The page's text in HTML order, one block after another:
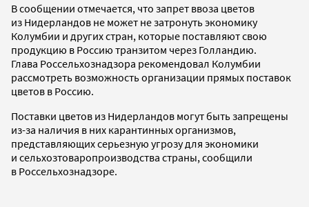
В сообщении отмечается, что запрет ввоза цветов
из Нидерландов не может не затронуть экономику
Колумбии и других стран, которые поставляют свою
продукцию в Россию транзитом через Голландию.
Глава Россельхознадзора рекомендовал Колумбии
рассмотреть возможность организации прямых поставок
цветов в Россию.
Поставки цветов из Нидерландов могут быть запрещены
из-за наличия в них карантинных организмов,
представляющих серьезную угрозу для экономики
и сельхозтоваропроизводства страны, сообщили
в Россельхознадзоре.